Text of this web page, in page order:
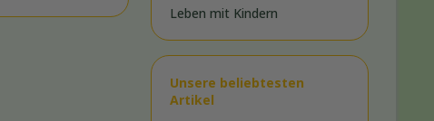
Leben mit Kindern
Unsere beliebtesten
Artikel